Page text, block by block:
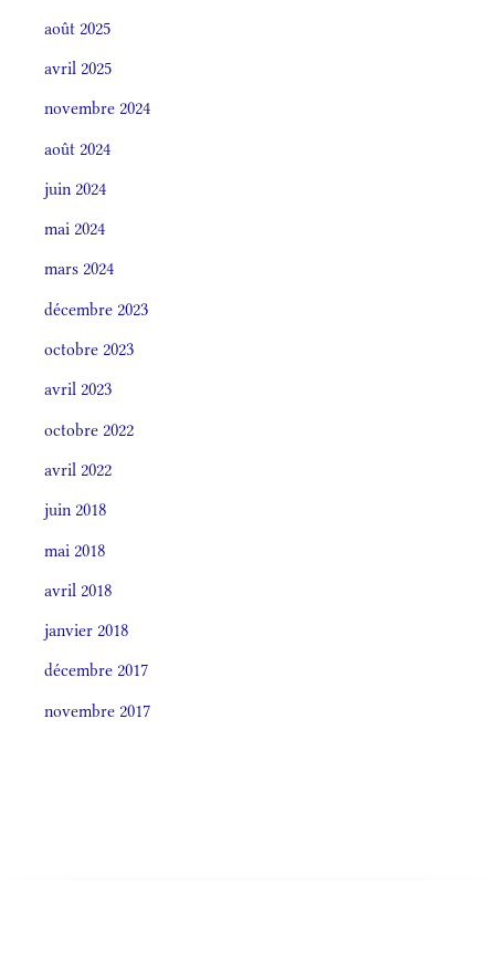
août 2025
avril 2025
novembre 2024
août 2024
juin 2024
mai 2024
mars 2024
décembre 2023
octobre 2023
avril 2023
octobre 2022
avril 2022
juin 2018
mai 2018
avril 2018
janvier 2018
décembre 2017
novembre 2017